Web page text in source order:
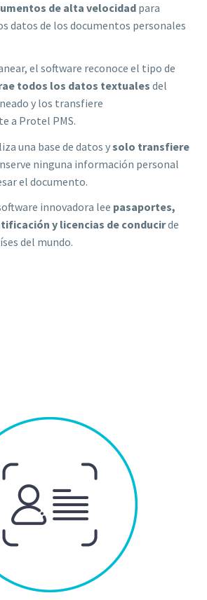
de alta velocidad para
datos de los documentos personales
el software reconoce el tipo de
todos los datos textuales del
y los transfiere
a Protel PMS.
una base de datos ysolo transfiere
ninguna información personal
el documento.
innovadora lee pasaportes,
y licencias de conducirde
del mundo.